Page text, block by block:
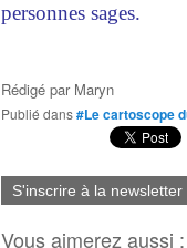
personnes sages.
Rédigé par Maryn
Publié dans#Le cartoscope
S'inscrire à la newsletter
Vous aimerez aussi :